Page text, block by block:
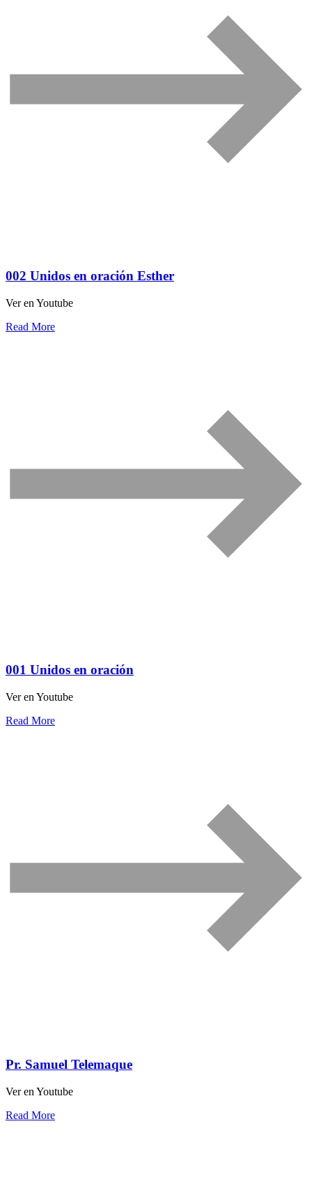
002 Unidos en oración Esther
Ver en Youtube
Read More
001 Unidos en oración
Ver en Youtube
Read More
Pr. Samuel Telemaque
Ver en Youtube
Read More